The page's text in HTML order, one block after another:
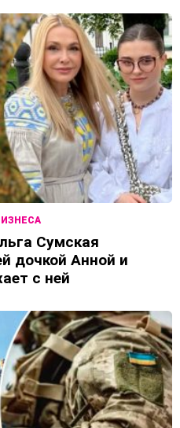
Сумская
дочкой Анной и
с ней